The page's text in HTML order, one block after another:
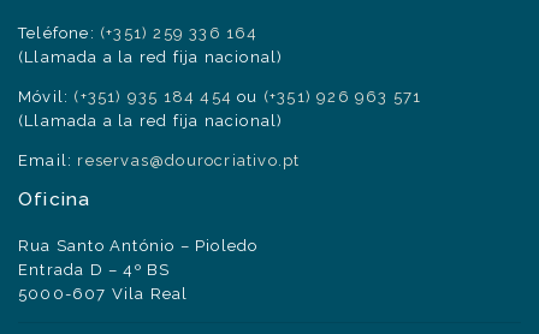
Teléfone: (+351) 259 336 164
(Llamada a la red fija nacional)
Móvil: (+351) 935 184 454 ou (+351) 926 963 571
(Llamada a la red fija nacional)
Email: reservas@dourocriativo.pt
Oficina
Rua Santo António – Pioledo
Entrada D – 4º BS
5000-607 Vila Real